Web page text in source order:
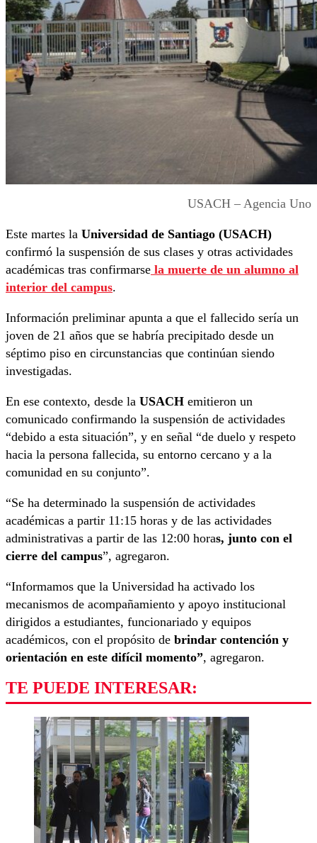
USACH – Agencia Uno
Este martes la Universidad de Santiago (USACH)
confirmó la suspensión de sus clases y otras actividades
académicas tras confirmarse la muerte de un alumno al
interior del campus.
Información preliminar apunta a que el fallecido sería un
joven de 21 años que se habría precipitado desde un
séptimo piso en circunstancias que continúan siendo
investigadas.
En ese contexto, desde la USACH emitieron un
comunicado confirmando la suspensión de actividades
“debido a esta situación”, y en señal “de duelo y respeto
hacia la persona fallecida, su entorno cercano y a la
comunidad en su conjunto”.
“Se ha determinado la suspensión de actividades
académicas a partir 11:15 horas y de las actividades
administrativas a partir de las 12:00 horas, junto con el
cierre del campus”, agregaron.
“Informamos que la Universidad ha activado los
mecanismos de acompañamiento y apoyo institucional
dirigidos a estudiantes, funcionariado y equipos
académicos, con el propósito de brindar contención y
orientación en este difícil momento”, agregaron.
TE PUEDE INTERESAR: